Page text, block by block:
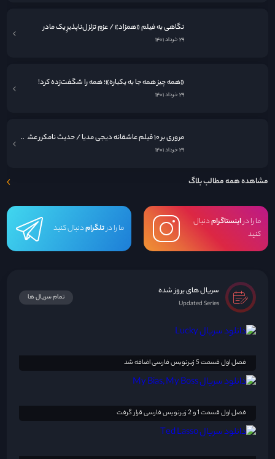
نگاهی به فيلم «همزاد» / عزمِ تزلزل‌ناپذیرِ یک مادر
۲۹ خرداد ۱۴۰۱
«همه چیز همه جا به یکباره»؛ همه را شگفت‌زده کرد!
۲۹ خرداد ۱۴۰۱
مروری بر ۱۰ فیلم عاشقانه دیجی مدیا / حدیث نامکرر عشق در قاب سینما
۲۹ خرداد ۱۴۰۱
مشاهده همه مطالب بلاگ
ما را دراینستاگرامدنبال
کنید
ما را درتلگرامدنبال کنید
سریال های بروز شده
Updated Series
تمام سریال ها
فصل اول قسمت 5 زیرنویس فارسی اضافه شد
فصل اول قسمت 1 و 2 زیرنویس فارسی قرار گرفت